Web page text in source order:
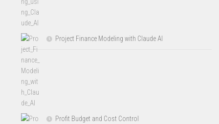
Project Finance Modeling with Claude AI
Profit Budget and Cost Control